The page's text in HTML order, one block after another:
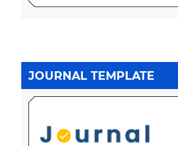
JOURNAL TEMPLATE